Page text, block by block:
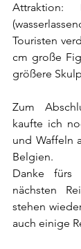
Attraktion:
Touristen
cm große
größere
Zum
kaufte ich
und Waffeln
Belgien.
Danke fürs
nächsten
stehen
auch einige